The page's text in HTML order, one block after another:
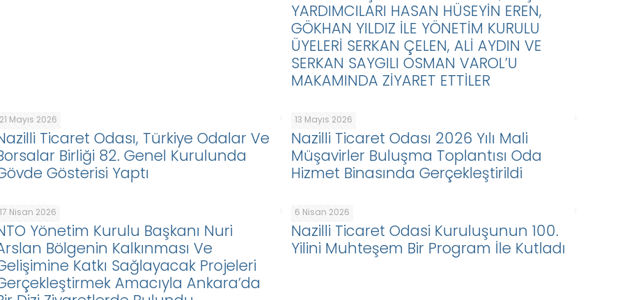
YARDIMCILARI HASAN HÜSEYİN EREN,
GÖKHAN YILDIZ İLE YÖNETİM KURULU
ÜYELERİ SERKAN ÇELEN, ALİ AYDIN VE
SERKAN SAYGILI OSMAN VAROL’U
MAKAMINDA ZİYARET ETTİLER
21 Mayıs 2026
Ticaret Odası, Türkiye Odalar Ve
Birliği 82. Genel Kurulunda
Gösterisi Yaptı
13 Mayıs 2026
Nazilli Ticaret Odası 2026 Yılı Mali
Müşavirler Buluşma Toplantısı Oda
Hizmet Binasında Gerçekleştirildi
17 Nisan 2026
Yönetim Kurulu Başkanı Nuri
Bölgenin Kalkınması Ve
Katkı Sağlayacak Projeleri
Amacıyla Ankara’da
6 Nisan 2026
Nazilli Ticaret Odasi Kuruluşunun 100.
Yilini Muhteşem Bir Program İle Kutladı